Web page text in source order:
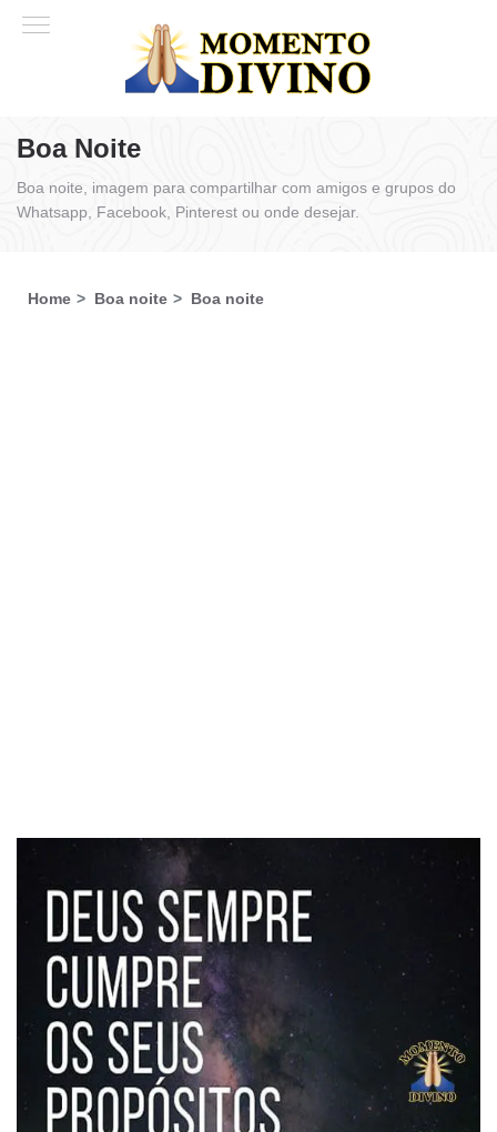
Boa Noite
Boa noite, imagem para compartilhar com amigos e grupos do
Whatsapp, Facebook, Pinterest ou onde desejar.
Home Boa noite Boa noite